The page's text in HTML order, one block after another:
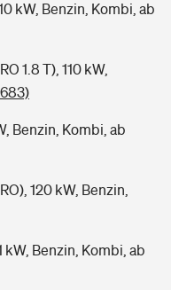
kW, Benzin, Kombi, ab
1.8 T), 110 kW,
Benzin, Kombi, ab
120 kW, Benzin,
kW, Benzin, Kombi, ab